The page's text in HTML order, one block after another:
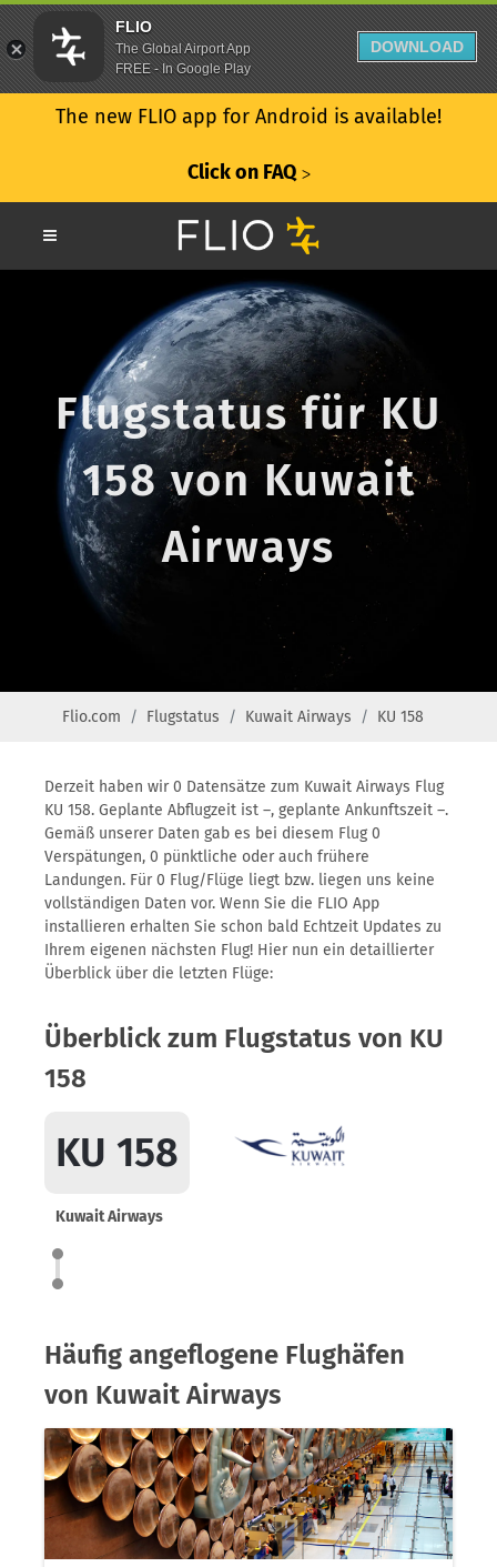
The new FLIO app for Android is available!
Click on FAQ ᐳ
Flugstatus für KU
158 von Kuwait
Airways
Flio.com Flugstatus Kuwait Airways KU 158
Derzeit haben wir 0 Datensätze zum Kuwait Airways Flug
KU 158. Geplante Abflugzeit ist –, geplante Ankunftszeit –.
Gemäß unserer Daten gab es bei diesem Flug 0
Verspätungen, 0 pünktliche oder auch frühere
Landungen. Für 0 Flug/Flüge liegt bzw. liegen uns keine
vollständigen Daten vor. Wenn Sie die FLIO App
installieren erhalten Sie schon bald Echtzeit Updates zu
Ihrem eigenen nächsten Flug! Hier nun ein detaillierter
Überblick über die letzten Flüge:
Überblick zum Flugstatus von KU
158
KU 158
Kuwait Airways
Häufig angeflogene Flughäfen
von Kuwait Airways
FLIO
The Global Airport App
FREE - In Google Play
DOWNLOAD